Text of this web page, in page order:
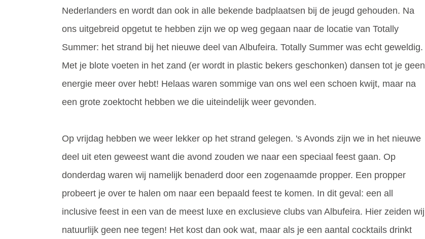
Nederlanders en wordt dan ook in alle bekende badplaatsen bij de jeugd gehouden. Na
ons uitgebreid opgetut te hebben zijn we op weg gegaan naar de locatie van Totally
Summer: het strand bij het nieuwe deel van Albufeira. Totally Summer was echt geweldig.
Met je blote voeten in het zand (er wordt in plastic bekers geschonken) dansen tot je geen
energie meer over hebt! Helaas waren sommige van ons wel een schoen kwijt, maar na
een grote zoektocht hebben we die uiteindelijk weer gevonden.
Op vrijdag hebben we weer lekker op het strand gelegen. 's Avonds zijn we in het nieuwe
deel uit eten geweest want die avond zouden we naar een speciaal feest gaan. Op
donderdag waren wij namelijk benaderd door een zogenaamde propper. Een propper
probeert je over te halen om naar een bepaald feest te komen. In dit geval: een all
inclusive feest in een van de meest luxe en exclusieve clubs van Albufeira. Hier zeiden wij
natuurlijk geen nee tegen! Het kost dan ook wat, maar als je een aantal cocktails drinkt